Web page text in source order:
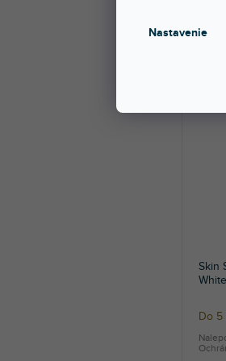
Nastavenie
Skin
White
Do 5